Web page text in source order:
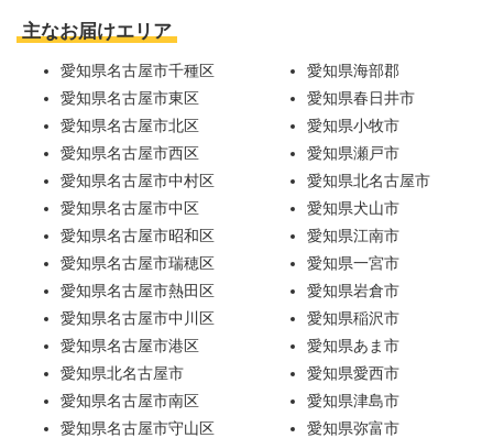
主なお届けエリア
愛知県名古屋市千種区
愛知県名古屋市東区
愛知県名古屋市北区
愛知県名古屋市西区
愛知県名古屋市中村区
愛知県名古屋市中区
愛知県名古屋市昭和区
愛知県名古屋市瑞穂区
愛知県名古屋市熱田区
愛知県名古屋市中川区
愛知県名古屋市港区
愛知県北名古屋市
愛知県名古屋市南区
愛知県名古屋市守山区
愛知県海部郡
愛知県春日井市
愛知県小牧市
愛知県瀬戸市
愛知県北名古屋市
愛知県犬山市
愛知県江南市
愛知県一宮市
愛知県岩倉市
愛知県稲沢市
愛知県あま市
愛知県愛西市
愛知県津島市
愛知県弥富市